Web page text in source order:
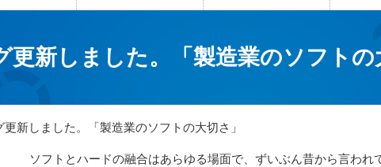
更新しました。「製造業のソフトの
更新しました。「製造業のソフトの大切さ」
ソフトとハードの融合はあらゆる場面で、ずいぶん昔から言われ